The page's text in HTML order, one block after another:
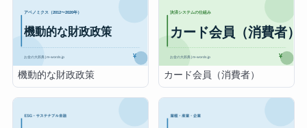
機動的な財政政策 カード会員（消費者）